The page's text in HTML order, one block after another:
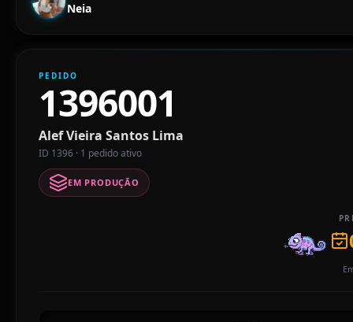
Neia
PEDIDO
1396001
Alef Vieira Santos Lima
ID 1396 · 1 pedido ativo
EM PRODUÇÃO